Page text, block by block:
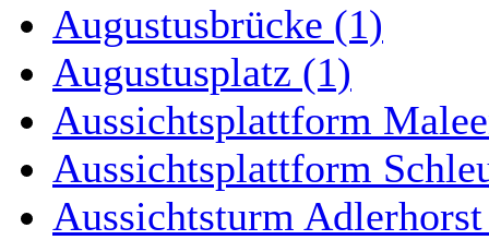
Augustusbrücke (1)
Augustusplatz (1)
Aussichtsplattform
Aussichtsplattform
Aussichtsturm